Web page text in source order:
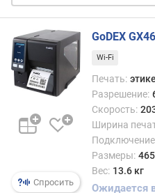
е
н
и
п
о
о
е
Спросить
GoDEX
Wi-Fi
Печать:
Разрешение:
Скорость:
Ширина
Размеры:
Вес: 13.6 кг
Ожидается